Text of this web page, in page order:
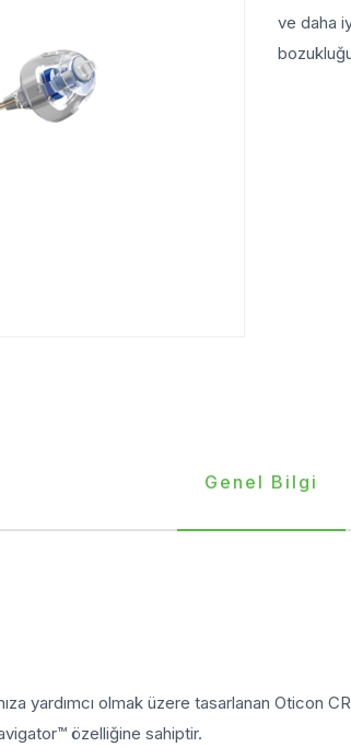
ve daha
Genel Bilgi
yardımcı olmak üzere tasarlanan Oticon
özelliğine sahiptir.